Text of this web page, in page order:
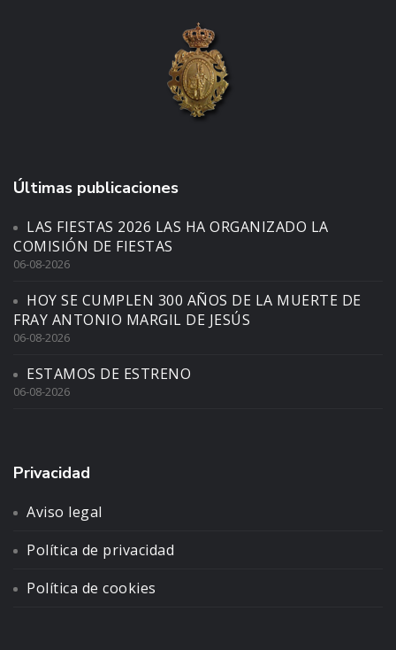
Últimas publicaciones
LAS FIESTAS 2026 LAS HA ORGANIZADO LA
COMISIÓN DE FIESTAS
06-08-2026
HOY SE CUMPLEN 300 AÑOS DE LA MUERTE DE
FRAY ANTONIO MARGIL DE JESÚS
06-08-2026
ESTAMOS DE ESTRENO
06-08-2026
Privacidad
Aviso legal
Política de privacidad
Política de cookies